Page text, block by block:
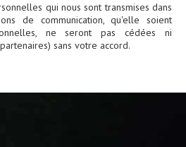
qui nous sont transmises dans
de communication, qu'elle soient
ne seront pas cédées ni
sans votre accord.